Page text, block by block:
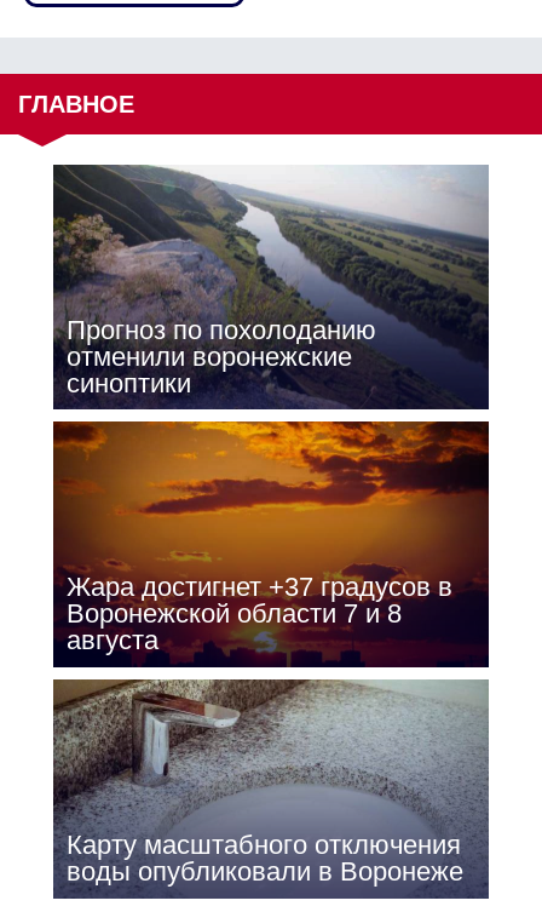
ГЛАВНОЕ
Прогноз по похолоданию
отменили воронежские
синоптики
Жара достигнет +37 градусов в
Воронежской области 7 и 8
августа
Карту масштабного отключения
воды опубликовали в Воронеже